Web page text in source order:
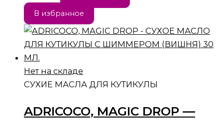
В избранное
Нет на складе
СУХИЕ МАСЛА ДЛЯ КУТИКУЛЫ
ADRICOCO, MAGIC DROP —